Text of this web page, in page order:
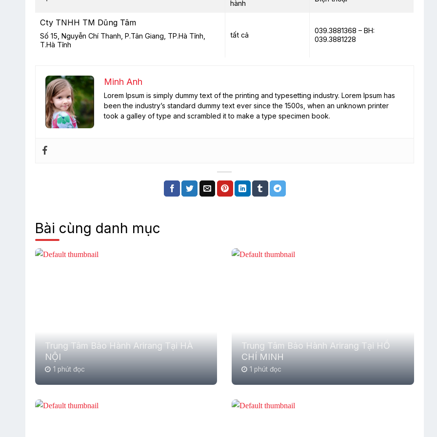
hành
Cty TNHH TM Dũng Tâm
Số 15, Nguyễn Chí Thanh, P.Tân Giang, TP.Hà Tĩnh,
T.Hà Tĩnh
tất cả
039.3881368 – BH:
039.3881228
Minh Anh
Lorem Ipsum is simply dummy text of the printing and typesetting industry. Lorem Ipsum has
been the industry’s standard dummy text ever since the 1500s, when an unknown printer
took a galley of type and scrambled it to make a type specimen book.
Bài cùng danh mục
Trung Tâm Bảo Hành Arirang Tại HÀ
NỘI
1 phút đọc
Trung Tâm Bảo Hành Arirang Tại HỒ
CHÍ MINH
1 phút đọc